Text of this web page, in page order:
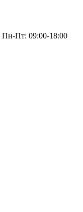
Пн-Пт: 09:00-18:00